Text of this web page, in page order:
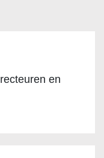
en